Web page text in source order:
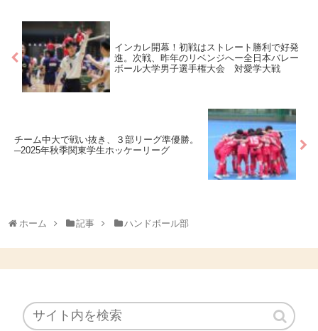
インカレ開幕！初戦はストレート勝利で好発
進。次戦、昨年のリベンジへー全日本バレー
ボール大学男子選手権大会 対愛学大戦
チーム中大で戦い抜き、３部リーグ準優勝。
─2025年秋季関東学生ホッケーリーグ
ホーム 記事 ハンドボール部